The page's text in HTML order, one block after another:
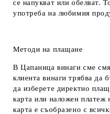
се напукват или обелват.
употреба на любимия
Методи на плащане
В Цапаница винаги сме
клиента винаги трябва да
да изберете директно
карта или наложен платеж
карта е съобразено с